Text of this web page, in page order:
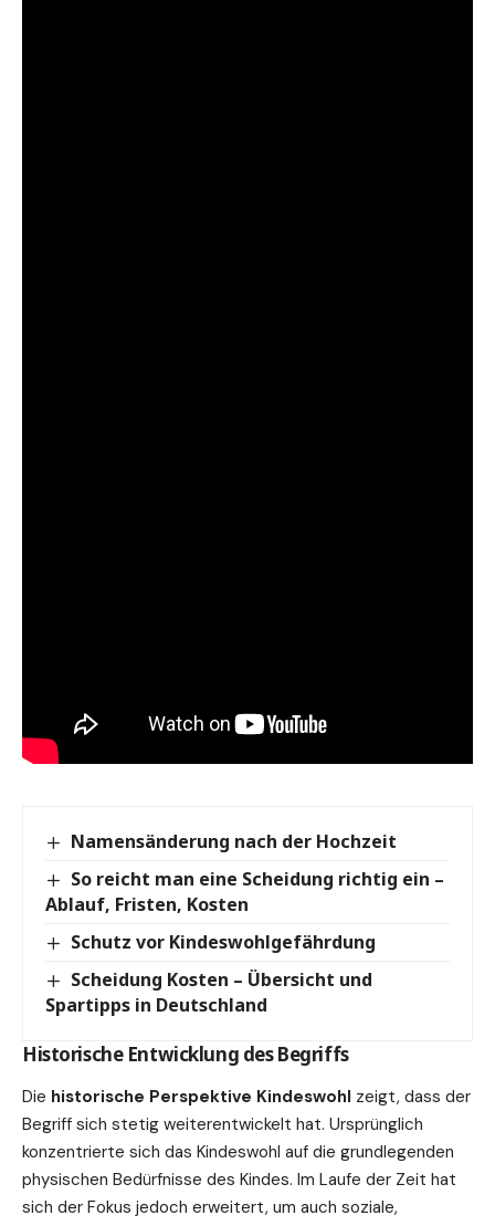
Namensänderung nach der Hochzeit
So reicht man eine Scheidung richtig ein –
Ablauf, Fristen, Kosten
Schutz vor Kindeswohlgefährdung
Scheidung Kosten – Übersicht und
Spartipps in Deutschland
Historische Entwicklung des Begriffs
Die historische Perspektive Kindeswohl zeigt, dass der
Begriff sich stetig weiterentwickelt hat. Ursprünglich
konzentrierte sich das Kindeswohl auf die grundlegenden
physischen Bedürfnisse des Kindes. Im Laufe der Zeit hat
sich der Fokus jedoch erweitert, um auch soziale,